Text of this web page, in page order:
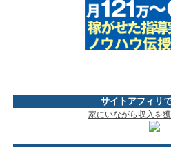
サイトアフィリ
家にいながら収入を